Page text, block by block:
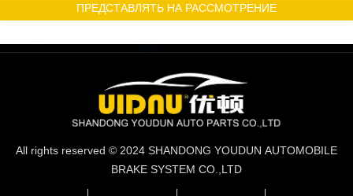
ПРЕДСТАВЛЯТЬ НА РАССМОТРЕНИЕ
All rights reserved © 2024 SHANDONG YOUDUN AUTOMOBILE
BRAKE SYSTEM CO.,LTD